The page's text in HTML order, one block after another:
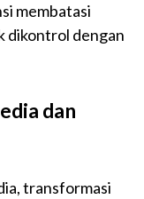
membatasi
dikontrol dengan
dan
transformasi